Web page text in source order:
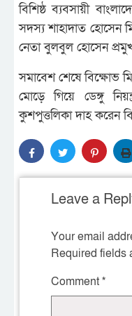
বিশিষ্ঠ ব্যবসায়ী
সদস্য শাহাদাত হোসেন
নেতা বুলবুল হোসেন
সমাবেশ শেষে বিক্ষোভ
মোড়ে গিয়ে ডেঙ্গু
কুশপুত্তলিকা দাহ করেন
Leave a
Your email
Required fields
Comment*